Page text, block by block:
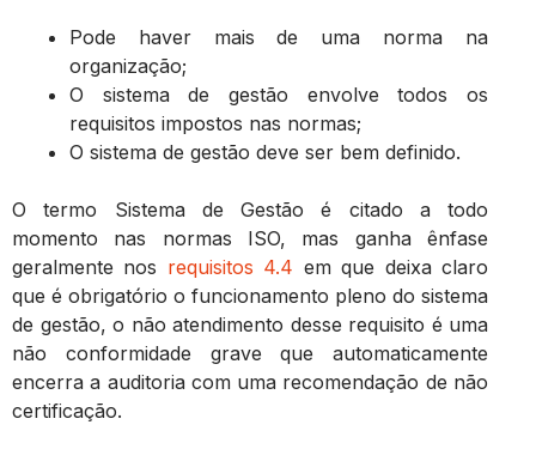
Pode haver mais de uma norma na
organização;
O sistema de gestão envolve todos os
requisitos impostos nas normas;
O sistema de gestão deve ser bem definido.
O termo Sistema de Gestão é citado a todo
momento nas normas ISO, mas ganha ênfase
geralmente nos requisitos 4.4 em que deixa claro
que é obrigatório o funcionamento pleno do sistema
de gestão, o não atendimento desse requisito é uma
não conformidade grave que automaticamente
encerra a auditoria com uma recomendação de não
certificação.